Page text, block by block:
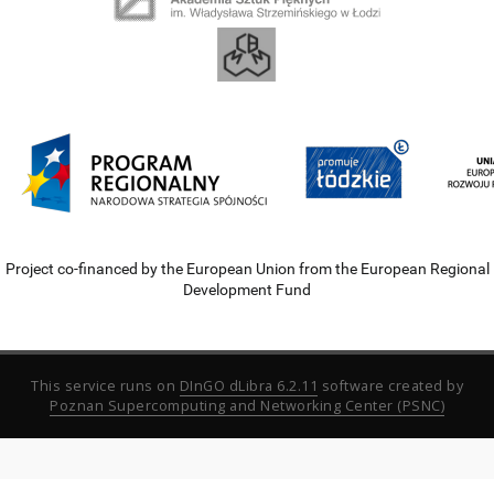
Project co-financed by the European Union from the European Regional
Development Fund
This service runs on DInGO dLibra 6.2.11 software created by
Poznan Supercomputing and Networking Center (PSNC)